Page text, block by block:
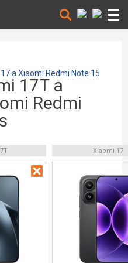
a Xiaomi Redmi Note 15
17T a
Redmi
Xiaomi 17